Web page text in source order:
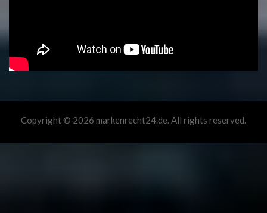
Copyright © 2026 markenrecht24.de. All rights reserved.